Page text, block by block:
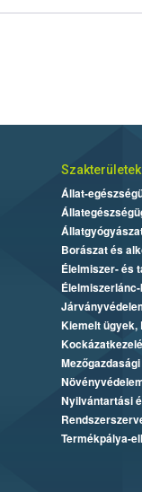
Szakterületek
Állat-
Borászat és
Élelmiszer- és
Kiemelt ügyek,
Nyilvántartási
Termékpálya-